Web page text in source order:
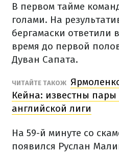
В первом тайме
голами. На
бергамаски ответили
время до первой
Дуван Сапата.
ЧИТАЙТЕ ТАКОЖ
Кейна: известны
английской лиги
На 59-й минуте со
появился Руслан